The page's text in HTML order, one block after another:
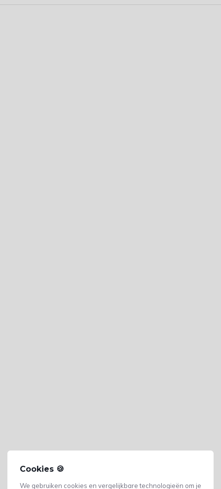
Cookies 🍪
We gebruiken cookies en vergelijkbare technologieën om je